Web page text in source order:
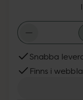
Snabba
Finns i